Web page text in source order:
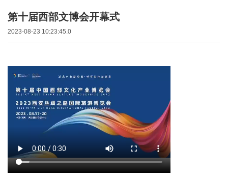
第十届西部文博会开幕式
2023-08-23 10:23:45.0